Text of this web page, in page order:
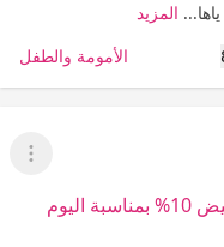
المزيد
الأمومة والطفل
عرض
بنات لحقوا صيدليات النهدي عاملة تخفيض 10% بمناسبة اليوم